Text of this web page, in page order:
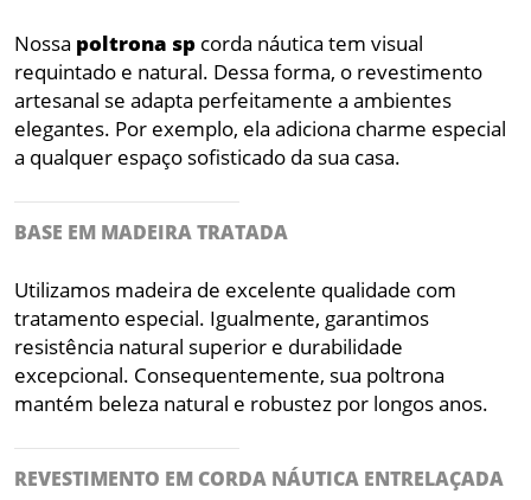
Nossa poltrona sp corda náutica tem visual
requintado e natural. Dessa forma, o revestimento
artesanal se adapta perfeitamente a ambientes
elegantes. Por exemplo, ela adiciona charme especial
a qualquer espaço sofisticado da sua casa.
BASE EM MADEIRA TRATADA
Utilizamos madeira de excelente qualidade com
tratamento especial. Igualmente, garantimos
resistência natural superior e durabilidade
excepcional. Consequentemente, sua poltrona
mantém beleza natural e robustez por longos anos.
REVESTIMENTO EM CORDA NÁUTICA ENTRELAÇADA